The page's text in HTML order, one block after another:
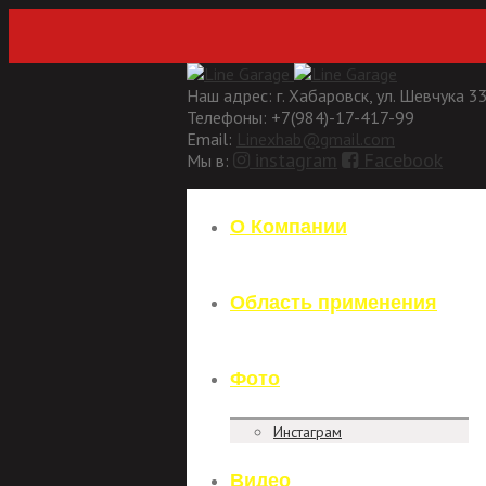
Наш адрес: г. Хабаровск, ул. Шевчука 33
Телефоны: +7(984)-17-417-99
Email: Linexhab@gmail.com
Мы в:
instagram Facebook
О Компании
Область применения
Фото
Инстаграм
Видео